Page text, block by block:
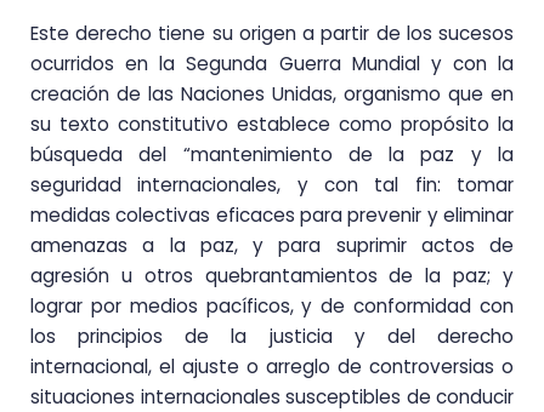
Este derecho tiene su origen a partir de los sucesos
ocurridos en la Segunda Guerra Mundial y con la
creación de las Naciones Unidas, organismo que en
su texto constitutivo establece como propósito la
búsqueda del “mantenimiento de la paz y la
seguridad internacionales, y con tal fin: tomar
medidas colectivas eficaces para prevenir y eliminar
amenazas a la paz, y para suprimir actos de
agresión u otros quebrantamientos de la paz; y
lograr por medios pacíficos, y de conformidad con
los principios de la justicia y del derecho
internacional, el ajuste o arreglo de controversias o
situaciones internacionales susceptibles de conducir